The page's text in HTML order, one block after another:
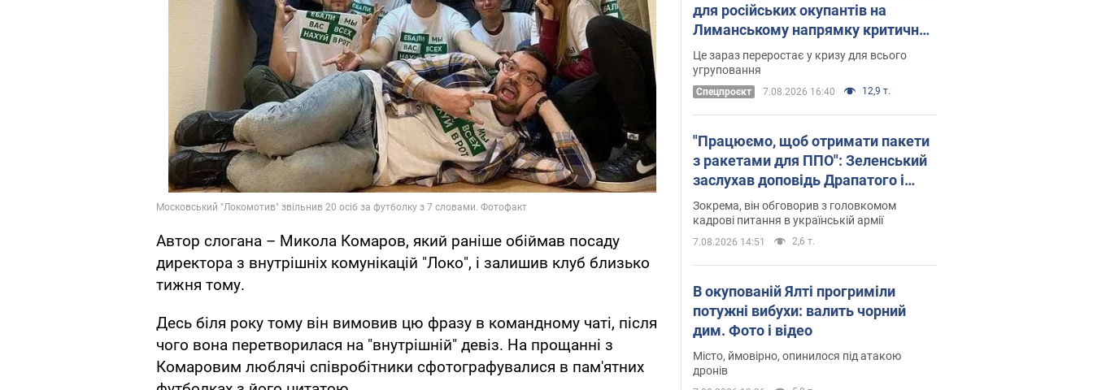
Автор слогана – Микола Комаров, який раніше обіймав посаду
директора з внутрішніх комунікацій "Локо", і залишив клуб близько
тижня тому.
Десь бiля року тому він вимовив цю фразу в командному чаті, після
чого вона перетворилася на "внутрішній" девіз. На прощанні з
Комаровим люблячі співробітники сфотографувалися в пам'ятних
для російських окупантів на
Лиманському напрямку критичний
дискомфорт: як це вдалося
Це зараз переростає у кризу для всього
угруповання
Cпецпроєкт 7.08.2026 16:40 12,9 т.
"Працюємо, щоб отримати пакети
з ракетами для ППО": Зеленський
заслухав доповідь Драпатого і
анонсував нові кроки
Зокрема, він обговорив з головкомом
кадрові питання в українській армії
7.08.2026 14:51 2,6 т.
В окупованій Ялті прогриміли
потужні вибухи: валить чорний
дим. Фото і відео
Місто, ймовірно, опинилося під атакою
дронів